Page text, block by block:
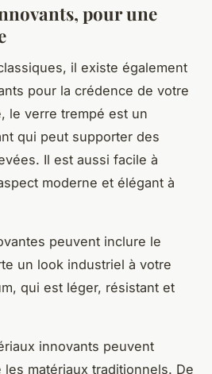
pour une
il existe également
pour la crédence de votre
le verre trempé est un
qui peut supporter des
Il est aussi facile à
moderne et élégant à
peuvent inclure le
un look industriel à votre
qui est léger, résistant et
innovants peuvent
matériaux traditionnels. De